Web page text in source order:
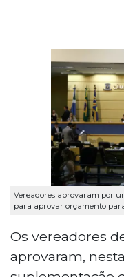
Vereadores aprovaram por
para aprovar orçamento
Os vereadores
aprovaram,